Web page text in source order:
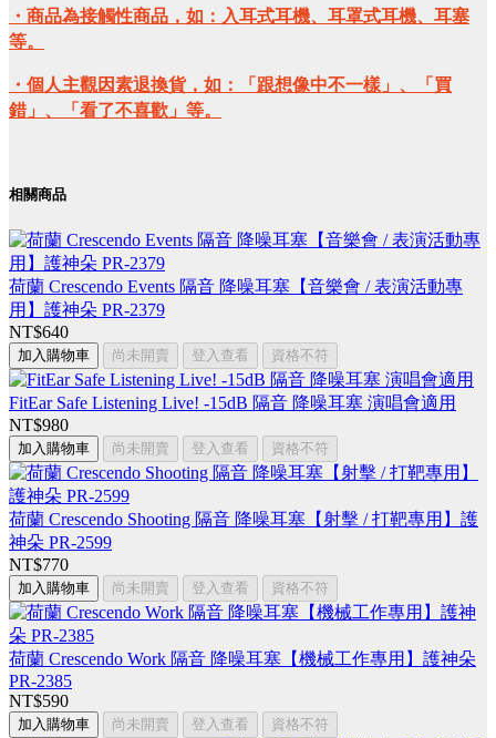
・商品為接觸性商品，如：入耳式耳機、耳罩式耳機、耳塞
等。
・個人主觀因素退換貨，如：「跟想像中不一樣」、「買
錯」、「看了不喜歡」等。
相關商品
荷蘭 Crescendo Events 隔音 降噪耳塞【音樂會 / 表演活動專
用】護神朵 PR-2379
NT$640
加入購物車 尚未開賣 登入查看 資格不符
FitEar Safe Listening Live! -15dB 隔音 降噪耳塞 演唱會適用
NT$980
加入購物車 尚未開賣 登入查看 資格不符
荷蘭 Crescendo Shooting 隔音 降噪耳塞【射擊 / 打靶專用】護
神朵 PR-2599
NT$770
加入購物車 尚未開賣 登入查看 資格不符
荷蘭 Crescendo Work 隔音 降噪耳塞【機械工作專用】護神朵
PR-2385
NT$590
加入購物車 尚未開賣 登入查看 資格不符